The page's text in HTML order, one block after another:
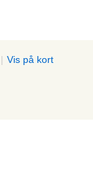
| Vis på kort